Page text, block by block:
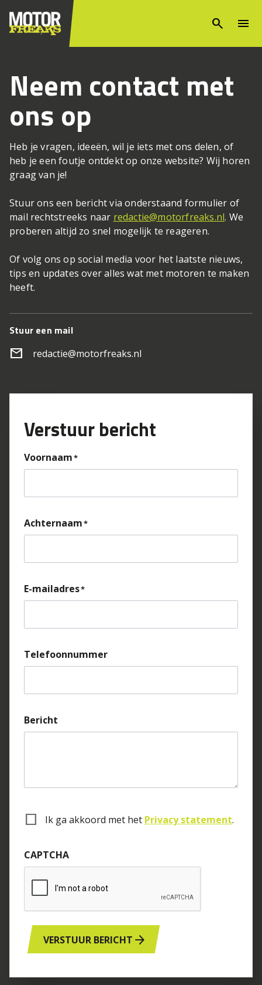
search menu
Neem contact met
ons op
Heb je vragen, ideeën, wil je iets met ons delen, of
heb je een foutje ontdekt op onze website? Wij horen
graag van je!
Stuur ons een bericht via onderstaand formulier of
mail rechtstreeks naar redactie@motorfreaks.nl. We
proberen altijd zo snel mogelijk te reageren.
Of volg ons op social media voor het laatste nieuws,
tips en updates over alles wat met motoren te maken
heeft.
Stuur een mail
mail redactie@motorfreaks.nl
Verstuur bericht
Voornaam
Achternaam
E-mailadres
Telefoonnummer
Bericht
Ik ga akkoord met het Privacy statement.
CAPTCHA
arrow_forward
VERSTUUR BERICHT